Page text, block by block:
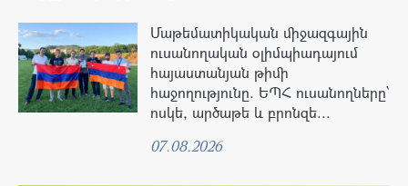
Մաթեմատիկական միջազգային
ուսանողական օլիմպիադայում
հայաստանյան թիմի
հաջողությունը. ԵՊՀ ուսանողները՝
ոսկե, արծաթե և բրոնզե...
07.08.2026